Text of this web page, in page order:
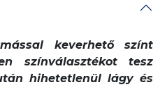
keverhető színt
színválasztékot tesz
hihetetlenül lágy és